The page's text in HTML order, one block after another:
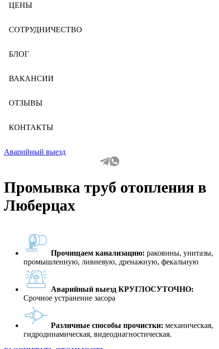
ЦЕНЫ
СОТРУДНИЧЕСТВО
БЛОГ
ВАКАНСИИ
ОТЗЫВЫ
КОНТАКТЫ
Аварийный выезд
Промывка труб отопления в
Люберцах
Прочищаем канализацию: раковины, унитазы,
промышленную, ливневую, дренажную, фекальную
Аварийный выезд КРУГЛОСУТОЧНО:
Срочное устранение засора
Различные способы прочистки: механическая,
гидродинамическая, видеодиагностическая.